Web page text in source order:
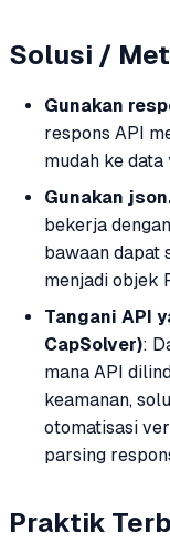
Solusi /
Gunakan
respons API
mudah ke
Gunakan
bekerja
bawaan dapat
menjadi objek
Tangani API
CapSolver):
mana API
keamanan,
otomatisasi
parsing
Praktik